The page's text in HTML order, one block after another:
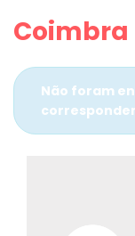
Coimbra
Não foram